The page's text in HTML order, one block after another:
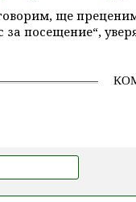
ще
посещение“,